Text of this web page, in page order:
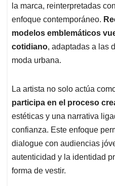
la marca, reinterpretadas
enfoque contemporáneo.
modelos emblemáticos
cotidiano, adaptadas a las
moda urbana.
La artista no solo actúa
participa en el proceso
estéticas y una narrativa
confianza. Este enfoque
dialogue con audiencias
autenticidad y la identidad
forma de vestir.